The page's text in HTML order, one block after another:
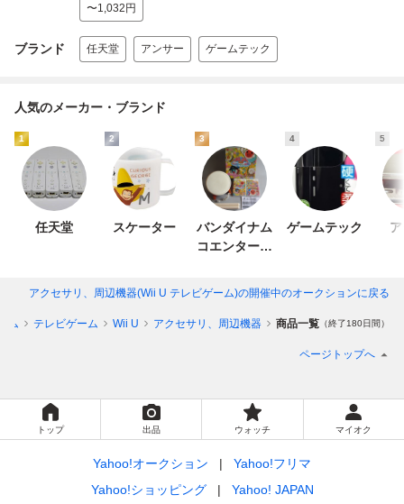
〜1,032円
ブランド 任天堂 アンサー ゲームテック
人気のメーカー・ブランド
1
任天堂
2
スケーター
3
バンダイナム
コエンターテ
4
ゲームテック
5
アクセサリ、周辺機器(Wii U テレビゲーム)の開催中のオークションに戻る
ム テレビゲーム Wii U アクセサリ、周辺機器 商品一覧 （終了180日間）
ページトップへ
トップ 出品 ウォッチ マイオク
Yahoo!オークション
Yahoo!フリマ
Yahoo!ショッピング
Yahoo! JAPAN